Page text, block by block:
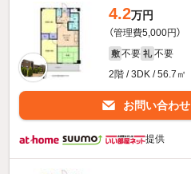
4.2万円
（管理費5,000円）
敷 不要 礼 不要
2階 / 3DK / 56.7㎡
お問い合わせ
提供